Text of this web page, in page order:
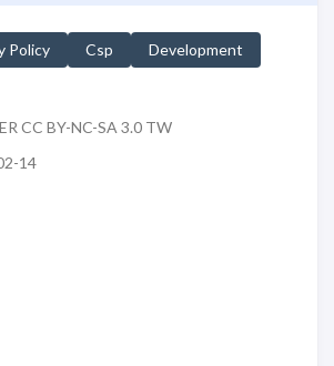
Policy Csp
Development
CC BY-NC-SA 3.0 TW
14